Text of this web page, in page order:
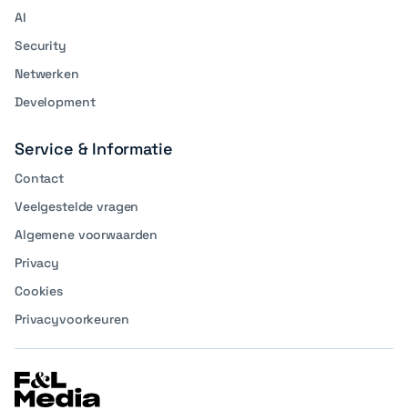
AI
Security
Netwerken
Development
Service & Informatie
Contact
Veelgestelde vragen
Algemene voorwaarden
Privacy
Cookies
Privacyvoorkeuren